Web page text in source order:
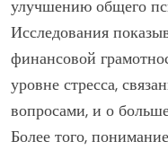
улучшению общего
Исследования
финансовой
уровне стресса,
вопросами, и о
Более того,